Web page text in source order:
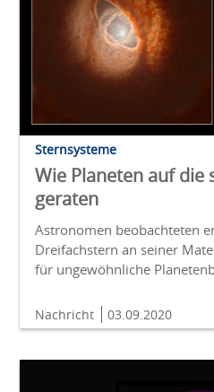
Sternsysteme
Wie Planeten auf die
geraten
Astronomen beobachteten
Dreifachstern an seiner
für ungewöhnliche
Nachricht 03.09.2020